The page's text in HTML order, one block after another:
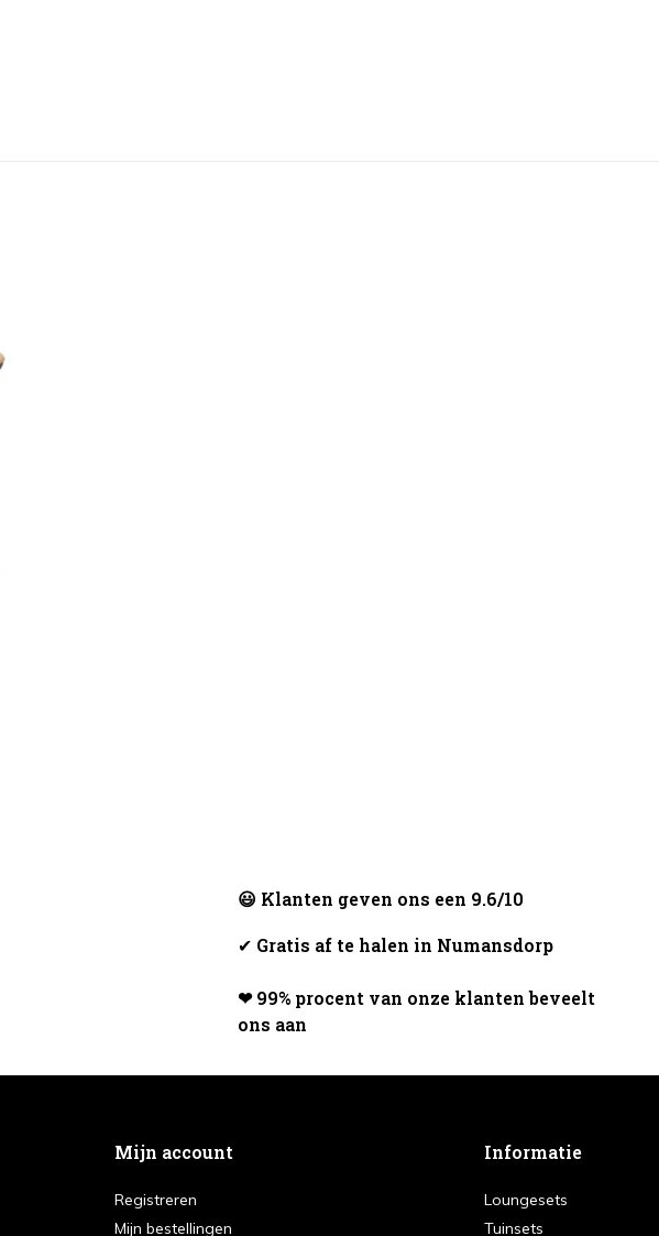
😃 Klanten geven ons een 9.6/10
✔ Gratis af te halen in Numansdorp
❤ 99% procent van onze klanten beveelt
ons aan
Mijn account
Registreren
Mijn bestellingen
Informatie
Loungesets
Tuinsets